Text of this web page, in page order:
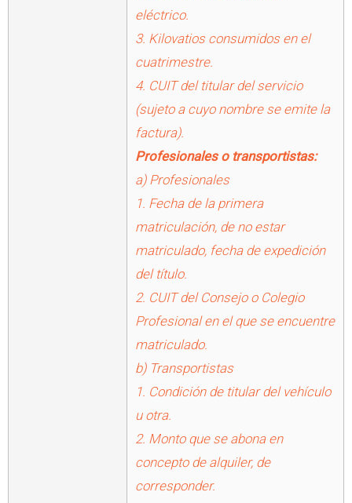
eléctrico.
3. Kilovatios consumidos en el
cuatrimestre.
4. CUIT del titular del servicio
(sujeto a cuyo nombre se emite la
factura).
Profesionales o transportistas:
a) Profesionales
1. Fecha de la primera
matriculación, de no estar
matriculado, fecha de expedición
del título.
2. CUIT del Consejo o Colegio
Profesional en el que se encuentre
matriculado.
b) Transportistas
1. Condición de titular del vehículo
u otra.
2. Monto que se abona en
concepto de alquiler, de
corresponder.